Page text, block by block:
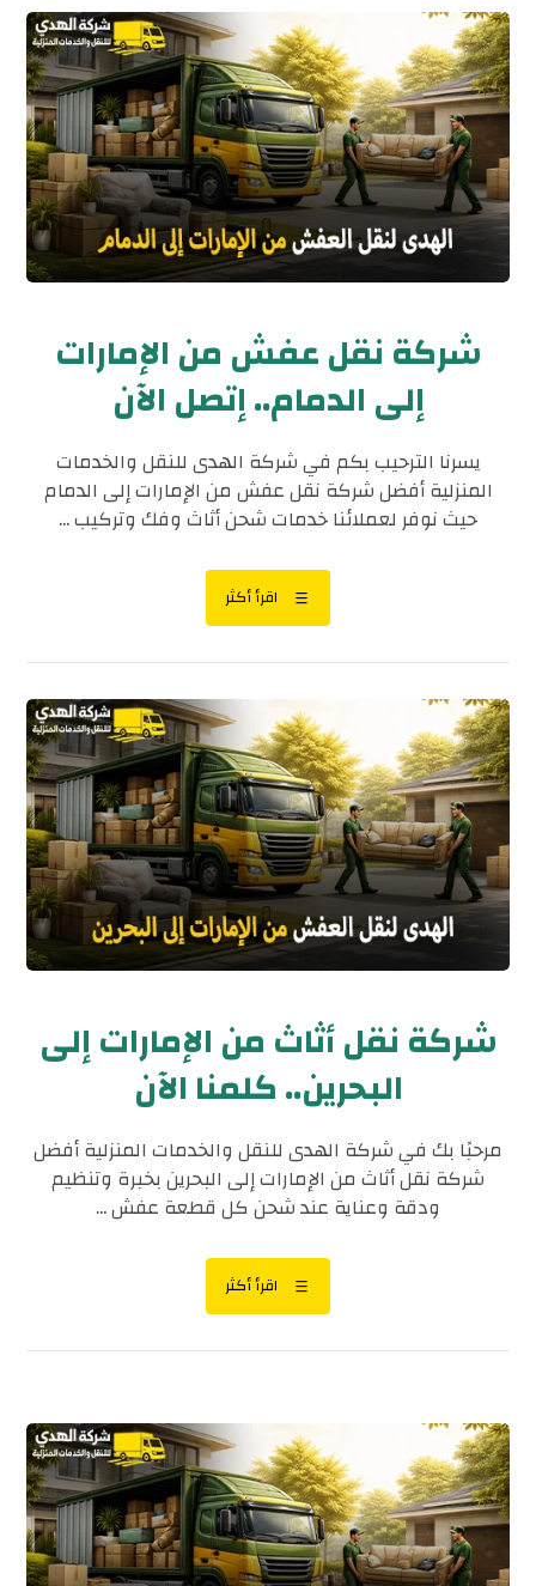
شركة نقل عفش من الإمارات
إلى الدمام.. إتصل الآن
يسرنا الترحيب بكم في شركة الهدى للنقل والخدمات
المنزلية أفضل شركة نقل عفش من الإمارات إلى الدمام
حيث نوفر لعملائنا خدمات شحن أثاث وفك وتركيب ...
اقرأ أكثر
شركة نقل أثاث من الإمارات إلى
البحرين.. كلمنا الآن
مرحبًا بك في شركة الهدى للنقل والخدمات المنزلية أفضل
شركة نقل أثاث من الإمارات إلى البحرين بخبرة وتنظيم
ودقة وعناية عند شحن كل قطعة عفش ...
اقرأ أكثر